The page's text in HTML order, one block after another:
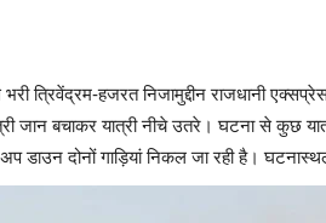
भरी त्रिवेंद्रम-हजरत निजामुद्दीन राजधानी
जान बचाकर यात्री नीचे उतरे। घटना से कुछ
डाउन दोनों गाड़ियां निकल जा रही है।